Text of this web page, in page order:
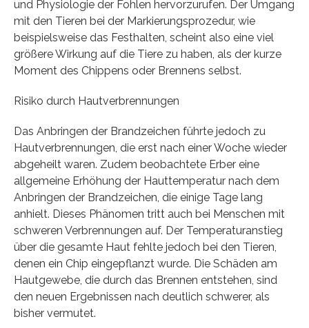
und Physiologie der Fohlen hervorzurufen. Der Umgang
mit den Tieren bei der Markierungsprozedur, wie
beispielsweise das Festhalten, scheint also eine viel
größere Wirkung auf die Tiere zu haben, als der kurze
Moment des Chippens oder Brennens selbst.
Risiko durch Hautverbrennungen
Das Anbringen der Brandzeichen führte jedoch zu
Hautverbrennungen, die erst nach einer Woche wieder
abgeheilt waren. Zudem beobachtete Erber eine
allgemeine Erhöhung der Hauttemperatur nach dem
Anbringen der Brandzeichen, die einige Tage lang
anhielt. Dieses Phänomen tritt auch bei Menschen mit
schweren Verbrennungen auf. Der Temperaturanstieg
über die gesamte Haut fehlte jedoch bei den Tieren,
denen ein Chip eingepflanzt wurde. Die Schäden am
Hautgewebe, die durch das Brennen entstehen, sind
den neuen Ergebnissen nach deutlich schwerer, als
bisher vermutet.